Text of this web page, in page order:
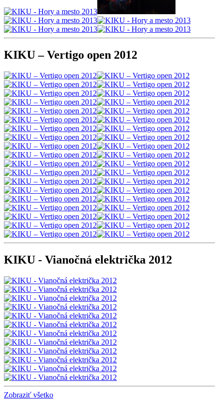
KIKU – Vertigo open 2012
KIKU - Vianočná električka 2012
Zobraziť všetko